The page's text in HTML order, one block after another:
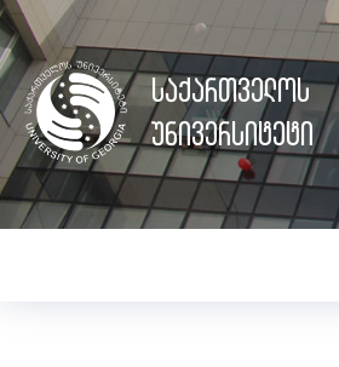
საქართველოს
უნივერსიტეტი